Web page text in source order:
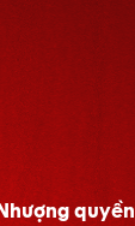
quyền